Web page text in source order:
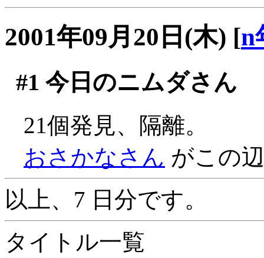
2001年09月20日(木) [n
#1 今日のニムダさん
21個発見、隔離。
おさかなさん がこの
以上、7 日分です。
タイトル一覧